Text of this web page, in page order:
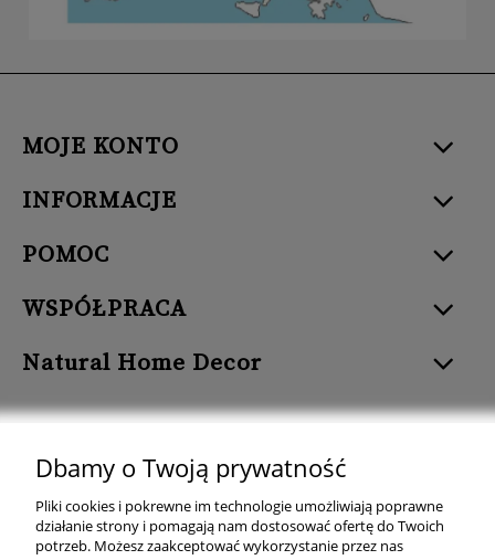
MOJE KONTO
INFORMACJE
POMOC
WSPÓŁPRACA
Natural Home Decor
Natural Home Decor | E-mail: sklep at naturalhomedecor.pl | Tel.:
507 707 299 | NIP: 7971800592 | REGON: 381429127
Dbamy o Twoją prywatność
Pliki cookies i pokrewne im technologie umożliwiają poprawne
działanie strony i pomagają nam dostosować ofertę do Twoich
potrzeb. Możesz zaakceptować wykorzystanie przez nas